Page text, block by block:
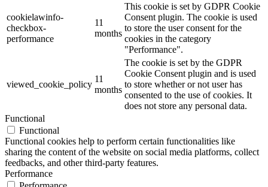
cookielawinfo-
checkbox-
performance
11
months
This cookie is set by GDPR Cookie
Consent plugin. The cookie is used
to store the user consent for the
cookies in the category
"Performance".
viewed_cookie_policy
11
months
The cookie is set by the GDPR
Cookie Consent plugin and is used
to store whether or not user has
consented to the use of cookies. It
does not store any personal data.
Functional
Functional
Functional cookies help to perform certain functionalities like
sharing the content of the website on social media platforms, collect
feedbacks, and other third-party features.
Performance